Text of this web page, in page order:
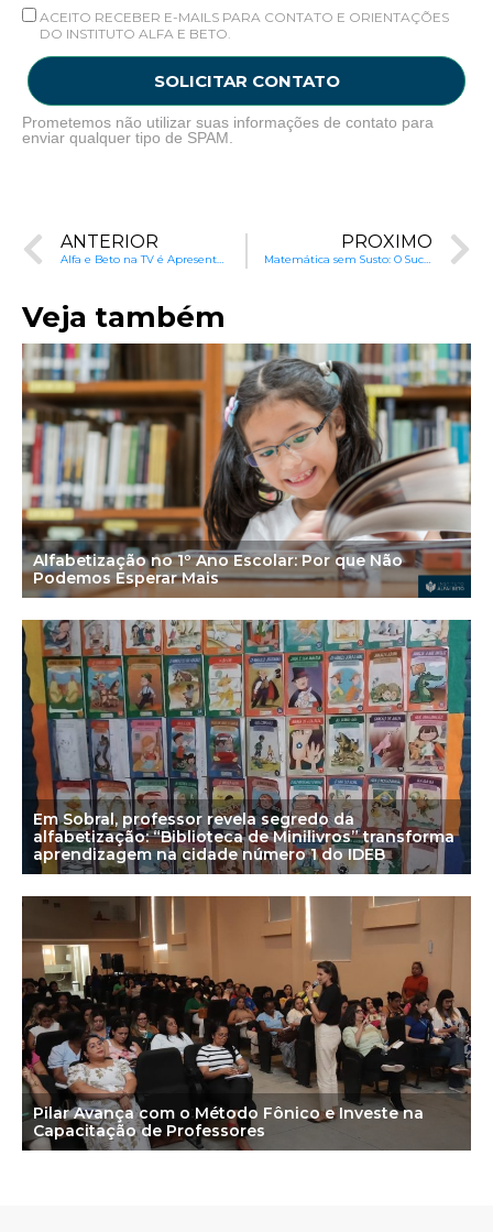
ACEITO RECEBER E-MAILS PARA CONTATO E ORIENTAÇÕES
DO INSTITUTO ALFA E BETO.
SOLICITAR CONTATO
Prometemos não utilizar suas informações de contato para
enviar qualquer tipo de SPAM.
ANTERIOR PRÓXIMO
Veja também
Alfabetização no 1º Ano Escolar: Por que Não
Podemos Esperar Mais
Em Sobral, professor revela segredo da
alfabetização: “Biblioteca de Minilivros” transforma
aprendizagem na cidade número 1 do IDEB
Pilar Avança com o Método Fônico e Investe na
Capacitação de Professores